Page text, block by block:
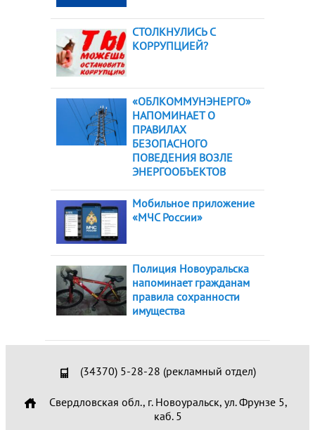
СТОЛКНУЛИСЬ С
КОРРУПЦИЕЙ?
«ОБЛКОММУНЭНЕРГО»
НАПОМИНАЕТ О
ПРАВИЛАХ
БЕЗОПАСНОГО
ПОВЕДЕНИЯ ВОЗЛЕ
ЭНЕРГООБЪЕКТОВ
Мобильное приложение
«МЧС России»
Полиция Новоуральска
напоминает гражданам
правила сохранности
имущества
(34370) 5-28-28 (рекламный отдел)
Свердловская обл., г. Новоуральск, ул. Фрунзе 5,
каб. 5